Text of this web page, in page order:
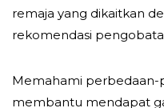
remaja yang dikaitkan
rekomendasi
Memahami perbedaan-
membantu mendapat